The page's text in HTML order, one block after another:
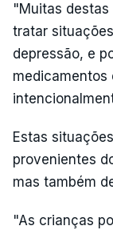
"Muitas
tratar
depressão, e
medicamentos
Estas
provenientes
mas também
"As crianças